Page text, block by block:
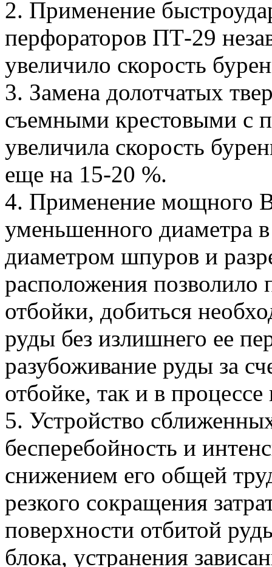
2. Применение
перфораторов ПТ-29
увеличило скорость
3. Замена долотчатых
съемными крестовыми с
увеличила скорость
еще на 15-20 %.
4. Применение мощного
уменьшенного диаметра
диаметром шпуров и
расположения позволило
отбойки, добиться
руды без излишнего ее
разубоживание руды за
отбойке, так и в
5. Устройство
бесперебойность и
снижением его общей
резкого сокращения
поверхности отбитой
блока, устранения